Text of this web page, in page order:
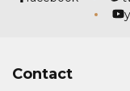
Contact